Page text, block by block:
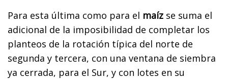
Para esta última como para el maíz se suma el
adicional de la imposibilidad de completar los
planteos de la rotación típica del norte de
segunda y tercera, con una ventana de siembra
ya cerrada, para el Sur, y con lotes en su